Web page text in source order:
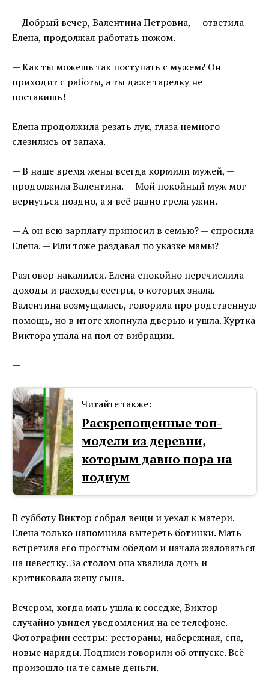
— Добрый вечер, Валентина Петровна, — ответила
Елена, продолжая работать ножом.
— Как ты можешь так поступать с мужем? Он
приходит с работы, а ты даже тарелку не
поставишь!
Елена продолжила резать лук, глаза немного
слезились от запаха.
— В наше время жены всегда кормили мужей, —
продолжила Валентина. — Мой покойный муж мог
вернуться поздно, а я всё равно грела ужин.
— А он всю зарплату приносил в семью? — спросила
Елена. — Или тоже раздавал по указке мамы?
Разговор накалился. Елена спокойно перечислила
доходы и расходы сестры, о которых знала.
Валентина возмущалась, говорила про родственную
помощь, но в итоге хлопнула дверью и ушла. Куртка
Виктора упала на пол от вибрации.
—
Читайте также:
Раскрепощенные топ-
модели из деревни,
которым давно пора на
подиум
В субботу Виктор собрал вещи и уехал к матери.
Елена только напомнила вытереть ботинки. Мать
встретила его простым обедом и начала жаловаться
на невестку. За столом она хвалила дочь и
критиковала жену сына.
Вечером, когда мать ушла к соседке, Виктор
случайно увидел уведомления на ее телефоне.
Фотографии сестры: рестораны, набережная, спа,
новые наряды. Подписи говорили об отпуске. Всё
произошло на те самые деньги.